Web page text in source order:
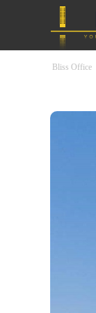
Bliss Office